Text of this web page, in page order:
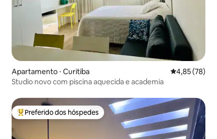
Apartamento ⋅ Curitiba 4,85 de uma
4,85 (78)
Studio novo com piscina aquecida e academia
Entre os melhores preferidos dos hóspedes
Preferido dos hóspedes